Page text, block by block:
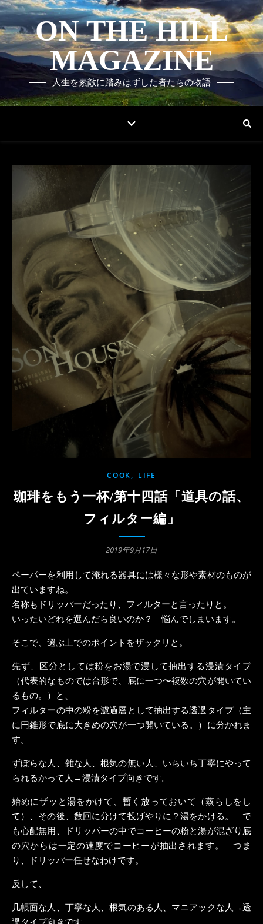
ON THE HILL
MAGAZINE
人生を素敵に踏みはずした者たちの物語
COOK, LIFE
珈琲をもう一杯/第十四話「道具の話、
フィルター編」
2019年9月17日
ペーパーを利用して淹れる器具には様々な形や素材のものが
出ていますね。
名称もドリッパーだったり、フィルターと言ったりと。
いったいどれを選んだら良いのか？ 悩んでしまいます。
そこで、選ぶ上でのポイントをザックリと。
先ず、区分としては粉をお湯で浸して抽出する浸漬タイプ
（代表的なものでは台形で、底に一つ〜複数の穴が開いてい
るもの。）と、
フィルターの中の粉を濾過層として抽出する透過タイプ（主
に円錐形で底に大きめの穴が一つ開いている。）に分かれま
す。
ずぼらな人、雑な人、根気の無い人、いちいち丁寧にやって
られるかって人→浸漬タイプ向きです。
始めにザッと湯をかけて、暫く放っておいて（蒸らしをし
て）、その後、数回に分けて投げやりに？湯をかける。 で
も心配無用、ドリッパーの中でコーヒーの粉と湯が混ざり底
の穴からは一定の速度でコーヒーが抽出されます。 つま
り、ドリッパー任せなわけです。
反して、
几帳面な人、丁寧な人、根気のある人、マニアックな人→透